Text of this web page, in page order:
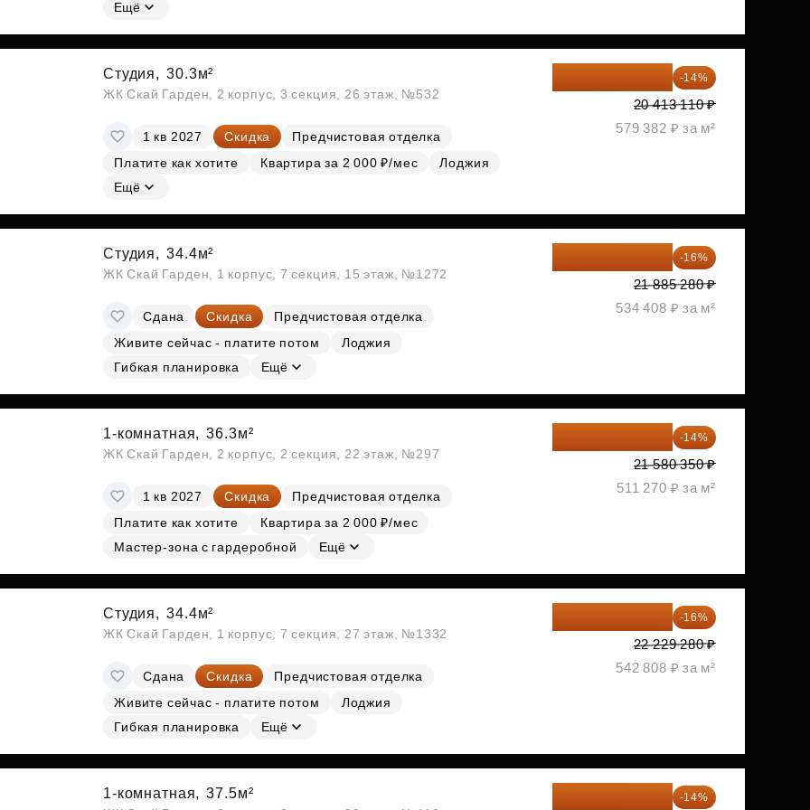
Субсидии
Ещё
Студия, 30.3м²
ЖК Скай Гарден, 2 корпус, 3 секция, 26 этаж, №532
1 кв 2027 Скидка
Предчистовая отделка
Платите как хотите
Квартира за 2 000 ₽/мес
Лоджия
Ещё
-14%
20 413 110 ₽
579 382 ₽ за м²
Студия, 34.4м²
ЖК Скай Гарден, 1 корпус, 7 секция, 15 этаж, №1272
Сдана Скидка
Предчистовая отделка
Живите сейчас - платите потом
Лоджия
Гибкая планировка
Ещё
-16%
21 885 280 ₽
534 408 ₽ за м²
1-комнатная, 36.3м²
ЖК Скай Гарден, 2 корпус, 2 секция, 22 этаж, №297
1 кв 2027 Скидка
Предчистовая отделка
Платите как хотите
Квартира за 2 000 ₽/мес
Мастер-зона с гардеробной
Ещё
-14%
21 580 350 ₽
511 270 ₽ за м²
Студия, 34.4м²
ЖК Скай Гарден, 1 корпус, 7 секция, 27 этаж, №1332
Сдана Скидка
Предчистовая отделка
Живите сейчас - платите потом
Лоджия
Гибкая планировка
Ещё
-16%
22 229 280 ₽
542 808 ₽ за м²
1-комнатная, 37.5м² -14%